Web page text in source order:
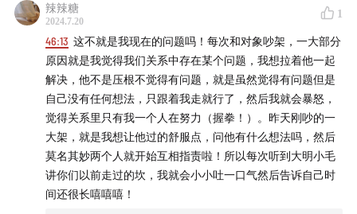
辣辣糖
2024.7.20
1
46:13 这不就是我现在的问题吗！每次和对象吵架，一大部分
原因就是我觉得我们关系中存在某个问题，我想拉着他一起
解决，他不是压根不觉得有问题，就是虽然觉得有问题但是
自己没有任何想法，只跟着我走就行了，然后我就会暴怒，
觉得关系里只有我一个人在努力（握拳！）。昨天刚吵的一
大架，就是我想让他过的舒服点，问他有什么想法吗，然后
莫名其妙两个人就开始互相指责啦！所以每次听到大明小毛
讲你们以前走过的坎，我就会小小吐一口气然后告诉自己时
间还很长嘻嘻嘻！